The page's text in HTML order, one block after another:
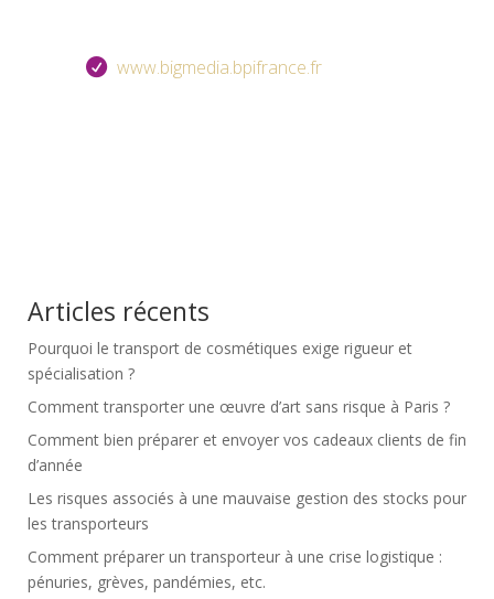
www.bigmedia.bpifrance.fr
Articles récents
Pourquoi le transport de cosmétiques exige rigueur et
spécialisation ?
Comment transporter une œuvre d’art sans risque à Paris ?
Comment bien préparer et envoyer vos cadeaux clients de fin
d’année
Les risques associés à une mauvaise gestion des stocks pour
les transporteurs
Comment préparer un transporteur à une crise logistique :
pénuries, grèves, pandémies, etc.